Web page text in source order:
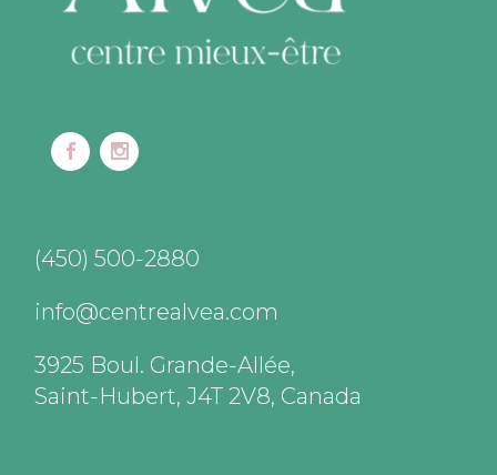
(450) 500-2880
info@centrealvea.com
3925 Boul. Grande-Allée,
Saint-Hubert, J4T 2V8, Canada